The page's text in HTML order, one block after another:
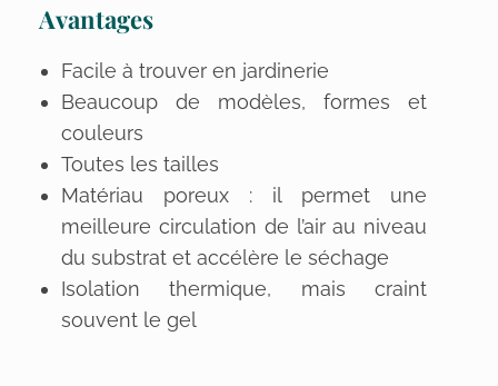
Avantages
Facile à trouver en jardinerie
Beaucoup de modèles, formes et
couleurs
Toutes les tailles
Matériau poreux : il permet une
meilleure circulation de l’air au niveau
du substrat et accélère le séchage
Isolation thermique, mais craint
souvent le gel